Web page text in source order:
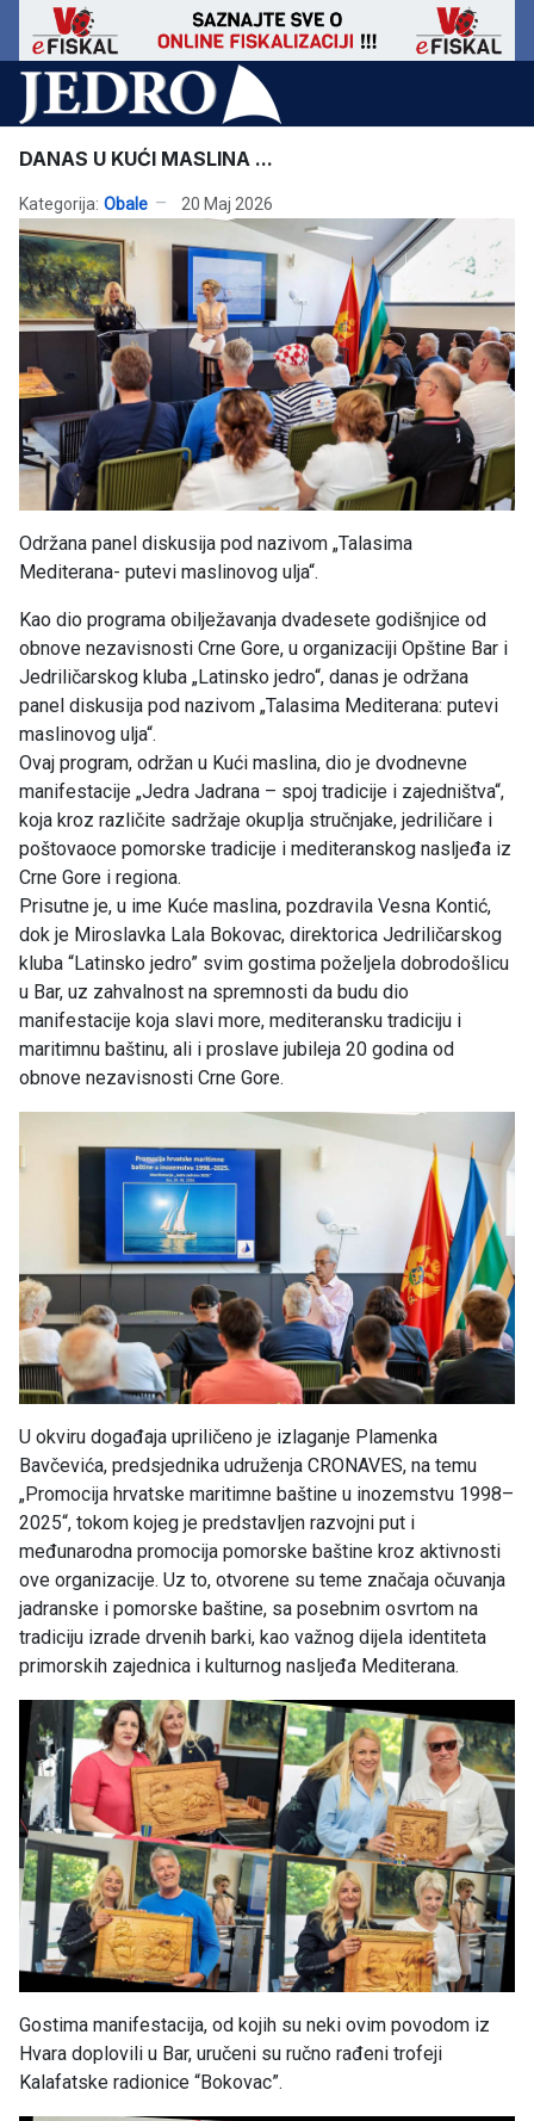
DANAS U KUĆI MASLINA ...
Kategorija: Obale 20 Maj 2026
Održana panel diskusija pod nazivom „Talasima
Mediterana- putevi maslinovog ulja“.
Kao dio programa obilježavanja dvadesete godišnjice od
obnove nezavisnosti Crne Gore, u organizaciji Opštine Bar i
Jedriličarskog kluba „Latinsko jedro“, danas je održana
panel diskusija pod nazivom „Talasima Mediterana: putevi
maslinovog ulja“.
Ovaj program, održan u Kući maslina, dio je dvodnevne
manifestacije „Jedra Jadrana – spoj tradicije i zajedništva“,
koja kroz različite sadržaje okuplja stručnjake, jedriličare i
poštovaoce pomorske tradicije i mediteranskog nasljeđa iz
Crne Gore i regiona.
Prisutne je, u ime Kuće maslina, pozdravila Vesna Kontić,
dok je Miroslavka Lala Bokovac, direktorica Jedriličarskog
kluba “Latinsko jedro” svim gostima poželjela dobrodošlicu
u Bar, uz zahvalnost na spremnosti da budu dio
manifestacije koja slavi more, mediteransku tradiciju i
maritimnu baštinu, ali i proslave jubileja 20 godina od
obnove nezavisnosti Crne Gore.
U okviru događaja upriličeno je izlaganje Plamenka
Bavčevića, predsjednika udruženja CRONAVES, na temu
„Promocija hrvatske maritimne baštine u inozemstvu 1998–
2025“, tokom kojeg je predstavljen razvojni put i
međunarodna promocija pomorske baštine kroz aktivnosti
ove organizacije. Uz to, otvorene su teme značaja očuvanja
jadranske i pomorske baštine, sa posebnim osvrtom na
tradiciju izrade drvenih barki, kao važnog dijela identiteta
primorskih zajednica i kulturnog nasljeđa Mediterana.
Gostima manifestacija, od kojih su neki ovim povodom iz
Hvara doplovili u Bar, uručeni su ručno rađeni trofeji
Kalafatske radionice “Bokovac”.